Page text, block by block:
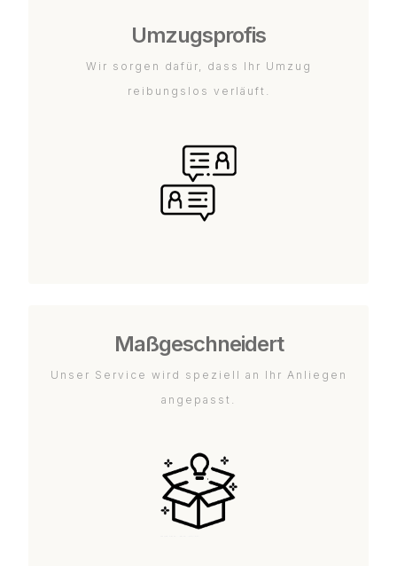
Umzugsprofis
Wir sorgen dafür, dass Ihr Umzug
reibungslos verläuft.
Maßgeschneidert
Unser Service wird speziell an Ihr Anliegen
angepasst.